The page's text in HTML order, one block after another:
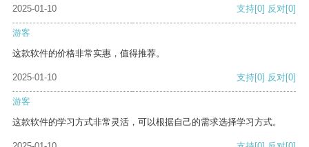
2025-01-10 支持[0] 反对[0]
游客
这款软件的价格非常实惠，值得推荐。
2025-01-10 支持[0] 反对[0]
游客
这款软件的学习方式非常灵活，可以根据自己的需求选择学习方式。